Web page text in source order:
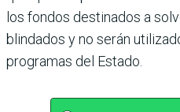
los fondos destinados a
blindados y no serán
programas del Estado.